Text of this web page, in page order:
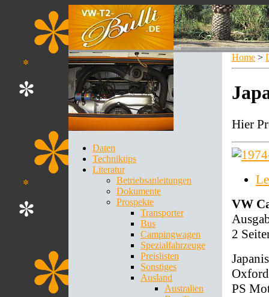
Daten
Techniktips
Literatur
Betriebsanleitungen
Dokumente
Prospekte
Transporter
Bus
Campingwagen
Spezialfahrzeuge
Preislisten
Sonstiges
Ausland
Australien
Home >
Hier
VW
2
PS